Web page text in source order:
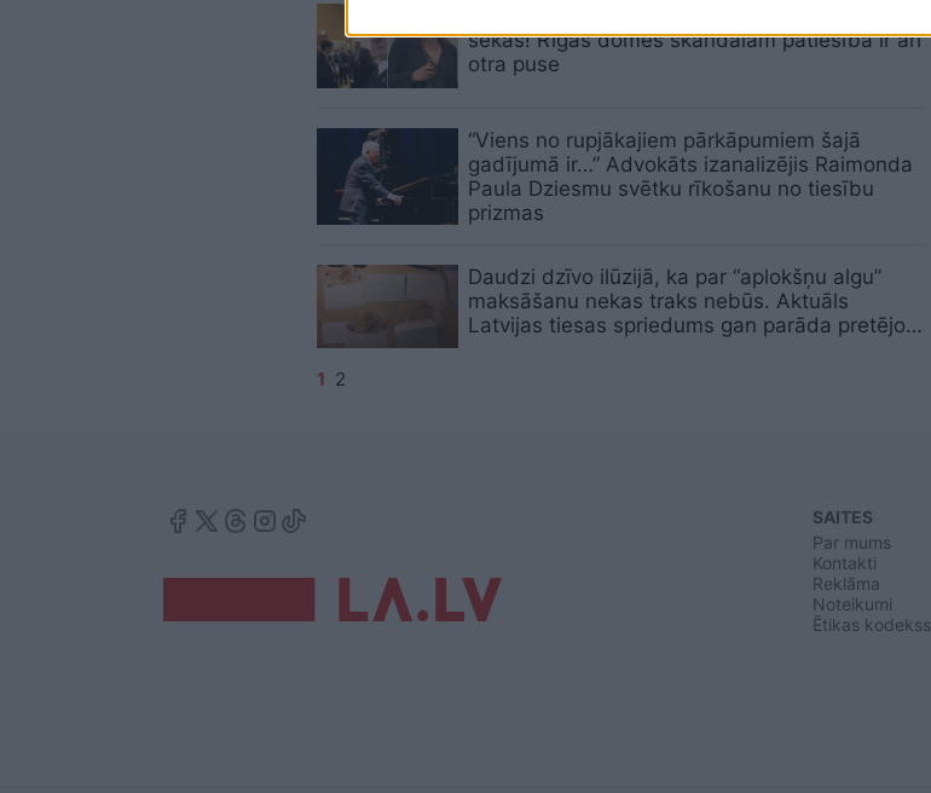
sekas! Rīgas domes skandālam patiesībā ir arī
otra puse
“Viens no rupjākajiem pārkāpumiem šajā
gadījumā ir…” Advokāts izanalizējis Raimonda
Paula Dziesmu svētku rīkošanu no tiesību
prizmas
Daudzi dzīvo ilūzijā, ka par “aplokšņu algu”
maksāšanu nekas traks nebūs. Aktuāls
Latvijas tiesas spriedums gan parāda pretējo…
1 2
SAITES
Par mums
Kontakti
Reklāma
Noteikumi
Ētikas kodekss